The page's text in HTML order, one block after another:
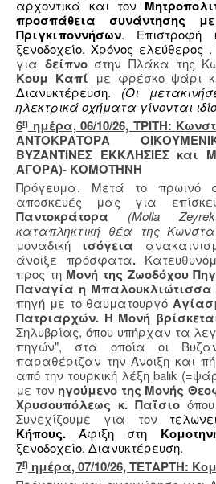
αρχοντικά και τον
προσπάθεια συνάντησης
Πριγκιποννήσων. Επιστροφή
ξενοδοχείο. Χρόνος ελεύθερος
για δείπνο στην Πλάκα της
Κουμ Καπί με φρέσκο ψάρι
Διανυκτέρευση. (Οι
ηλεκτρικά οχήματα γίνονται
6η ημέρα, 06/10/26, ΤΡΙΤΗ:
ΑΝΤΟΚΡΑΤΟΡΑ
ΒΥΖΑΝΤΙΝΕΣ ΕΚΚΛΗΣΙΕΣ και
ΑΓΟΡΑ)- ΚΟΜΟΤΗΝΗ
Πρόγευμα. Μετά το πρωινό
αποσκευές μας για
Παντοκράτορα (Molla
καταπληκτική θέα της
μοναδική ισόγεια
άνοιξε πρόσφατα.
προς τη Μονή της Ζωοδόχου
Παναγία η Μπαλουκλιώτισσα
πηγή με το θαυματουργό
Πατριαρχών. Η Μονή
Σηλυβρίας, όπου υπήρχαν τα
πηγών", στα οποία οι
παραθέριζαν την Άνοιξη και
από την τουρκική λέξη balık
με τον ηγούμενο της Μονής
Χρυσουπόλεως κ. Παΐσιοόπου
Συνεχίζουμε για τον
Κήπους. Άφιξη στη
ξενοδοχείο. Διανυκτέρευση.
7η ημέρα, 07/10/26, ΤΕΤΑΡΤΗ: